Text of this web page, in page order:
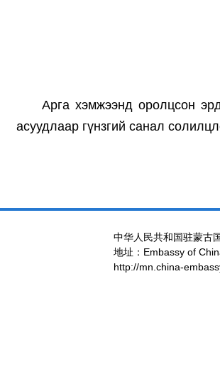
Арга хэмжээнд оролцсон
асуудлаар гүнзгий санал
中华人民共和国驻蒙古
地址：Embassy of
http://mn.china-